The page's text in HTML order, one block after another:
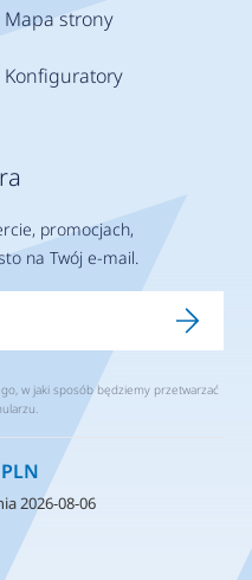
Mapa strony
Konfiguratory
promocjach,
na Twój e-mail.
w jaki sposób będziemy przetwarzać
2026-08-06